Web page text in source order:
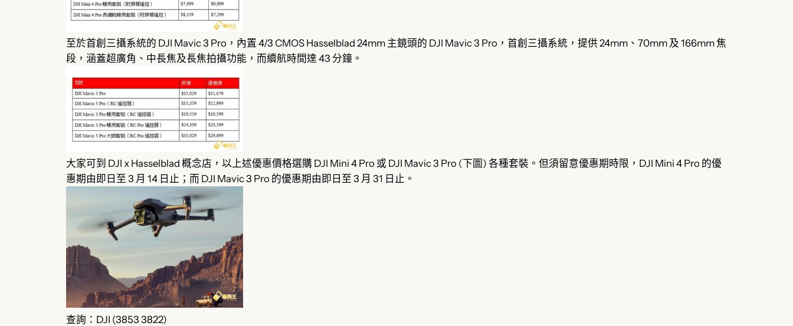
至於首創三攝系統的 DJI Mavic 3 Pro，內置 4/3 CMOS Hasselblad 24mm 主鏡頭的 DJI Mavic 3 Pro，首創三攝系統，提供 24mm、70mm 及 166mm 焦
段，涵蓋超廣角、中長焦及長焦拍攝功能，而續航時間達 43 分鐘。
大家可到 DJI x Hasselblad 概念店，以上述優惠價格選購 DJI Mini 4 Pro 或 DJI Mavic 3 Pro (下圖) 各種套裝。但須留意優惠期時限，DJI Mini 4 Pro 的優
惠期由即日至 3 月 14 日止；而 DJI Mavic 3 Pro 的優惠期由即日至 3 月 31 日止。
查詢：DJI (3853 3822)